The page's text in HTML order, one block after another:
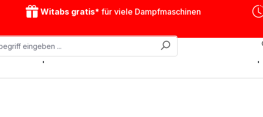
Witabs gratis* für viele Dampfmaschinen
Dampfmaschinen Zubehör Antriebsmodelle